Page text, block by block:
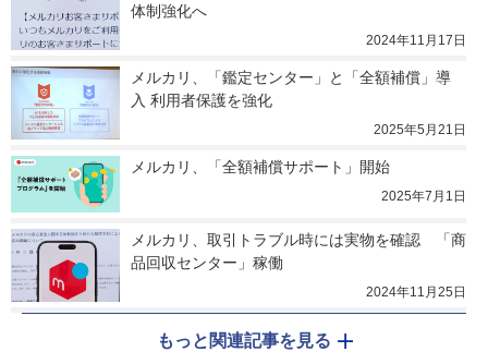
体制強化へ
2024年11月17日
メルカリ、「鑑定センター」と「全額補償」導
入 利用者保護を強化
2025年5月21日
メルカリ、「全額補償サポート」開始
2025年7月1日
メルカリ、取引トラブル時には実物を確認　「商
品回収センター」稼働
2024年11月25日
もっと関連記事を見る